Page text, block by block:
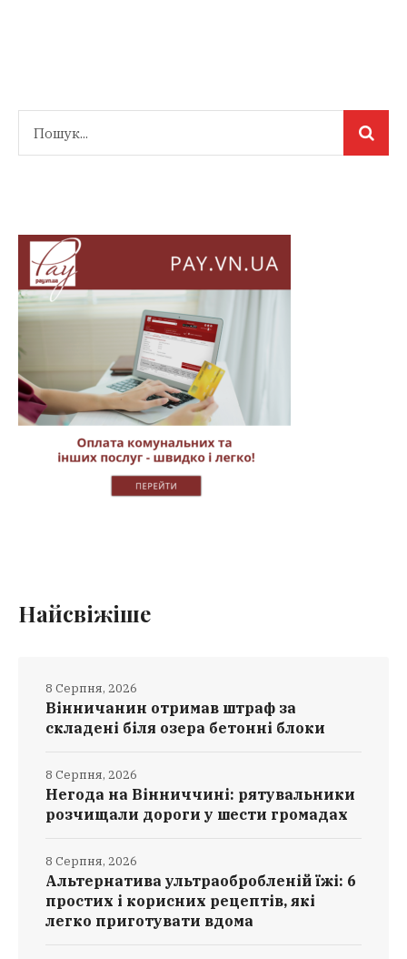
Найсвіжіше
Вінничанин отримав штраф за
складені біля озера бетонні блоки
8 Серпня, 2026
Негода на Вінниччині: рятувальники
розчищали дороги у шести громадах
8 Серпня, 2026
Альтернатива ультраобробленій їжі: 6
простих і корисних рецептів, які
легко приготувати вдома
8 Серпня, 2026